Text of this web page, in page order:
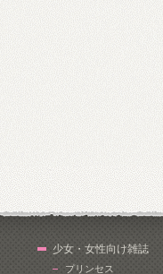
少女・女性向け雑誌
プリンセス